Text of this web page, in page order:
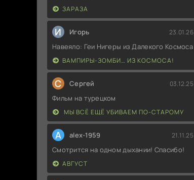
ЗАРАЗА
И Игорь 23.01.26
Навеяло: Геи Нигеры из Далекого Космоса
ВАМПИРЫ-ЗОМБИ… ИЗ КОСМОСА!
С Сергей 03.12.25
Фильм на турецком
МЫ ВСЁ ЕЩЁ УБИВАЕМ ПО-СТАРОМУ
A alex-1959 21.11.25
Смотрится на одном дыхании! Спасибо!
АВГУСТ